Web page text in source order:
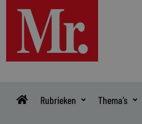
inhoud
Rubrieken Thema’s